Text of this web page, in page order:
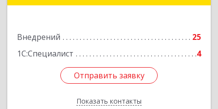
Внедрений
25
1С:Специалист
4
Отправить заявку
Показать контакты
Подробнее
Отправить заявку
Назад